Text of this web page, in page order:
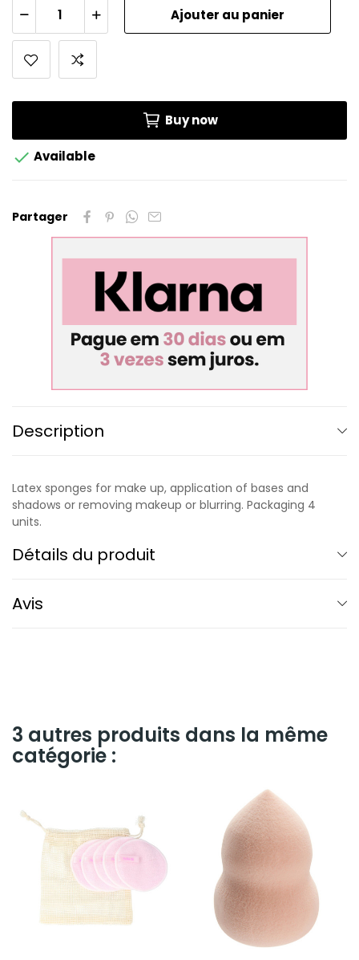
Ajouter au panier
Buy now
 Available
Partager
Description
Latex sponges for make up, application of bases and
shadows or removing makeup or blurring. Packaging 4
units.
Détails du produit
Avis
3 autres produits dans la même
catégorie :